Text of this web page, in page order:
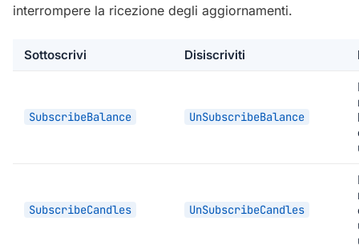
interrompere la ricezione degli aggiornamenti.
Sottoscrivi Disiscriviti
SubscribeBalance UnSubscribeBalance
SubscribeCandles UnSubscribeCandles